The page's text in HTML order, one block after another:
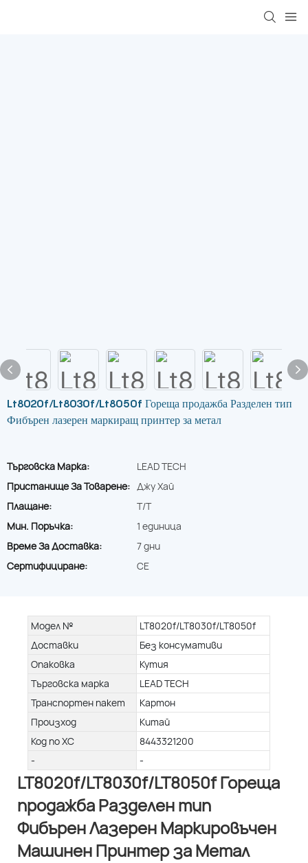
Lt8020f/Lt8030f/Lt8050f Гореща продажба Разделен тип
Фибърен лазерен маркиращ принтер за метал
Търговска Марка:
LEAD TECH
Пристанище За Товарене: Джу Хай
Плащане:
T/T
Мин. Поръчка:
1 единица
Време За Доставка:
7 дни
Сертифициране:
CE
Модел №
LT8020f/LT8030f/LT8050f
Доставки
Без консумативи
Опаковка
Кутия
Търговска марка
LEAD TECH
Транспортен пакет
Картон
Произход
Китай
Код по ХС
8443321200
-
-
LT8020f/LT8030f/LT8050f Гореща
продажба Разделен тип
Фибърен Лазерен Маркировъчен
Машинен Принтер за Метал